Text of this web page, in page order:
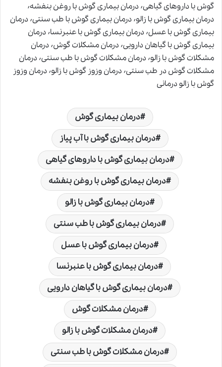
گوش با داروهای گیاهی٬ درمان بیماری گوش با روغن بنفشه٬
درمان بیماری گوش با زالو٬ درمان بیماری گوش با طب سنتی٬ درمان
بیماری گوش با عسل٬ درمان بیماری گوش با عنبرنسا٬ درمان
بیماری گوش با گیاهان دارویی٬ درمان مشکلات گوش٬ درمان
مشکلات گوش با زالو٬ درمان مشکلات گوش با طب سنتی٬ درمان
مشکلات گوش در طب سنتی٬ درمان وزوز گوش با زالو٬ درمان وزوز
گوش با زالو درمانی
درمان بیماری گوش
درمان بیماری گوش با آب پیاز
درمان بیماری گوش با داروهای گیاهی
درمان بیماری گوش با روغن بنفشه
درمان بیماری گوش با زالو
درمان بیماری گوش با طب سنتی
درمان بیماری گوش با عسل
درمان بیماری گوش با عنبرنسا
درمان بیماری گوش با گیاهان دارویی
درمان مشکلات گوش
درمان مشکلات گوش با زالو
درمان مشکلات گوش با طب سنتی